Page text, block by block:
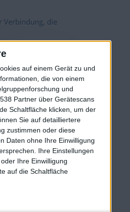
auf einem Gerät zu und
die von einem
und
Partner über Gerätescans
Schaltfläche klicken, um der
Sie auf detailliertere
zustimmen oder diese
Daten ohne Ihre Einwilligung
Ihre Einstellungen
Ihre Einwilligung
auf die Schaltfläche
Verbindung, die
an
Daten